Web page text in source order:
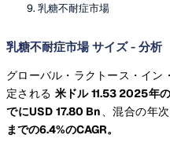
乳糖不耐症市場
乳糖不耐症市場 サイズ - 分析
グローバル・ラクトース・イン
定される 米ドル 11.53 2025年
でにUSD 17.80 Bn、混合の年
までの6.4%のCAGR。